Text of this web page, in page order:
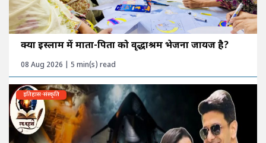
क्या इस्लाम में माता-पिता को वृद्धाश्रम भेजना जायज है?
08 Aug 2026 | 5 min(s) read
इतिहास-संस्कृति